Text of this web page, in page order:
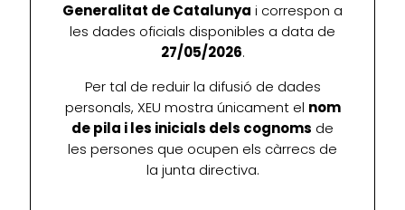
Generalitat de Catalunya i correspon a
les dades oficials disponibles a data de
27/05/2026.
Per tal de reduir la difusió de dades
personals, XEU mostra únicament el nom
de pila i les inicials dels cognoms de
les persones que ocupen els càrrecs de
la junta directiva.